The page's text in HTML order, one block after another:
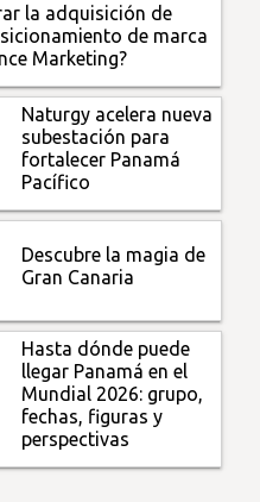
la adquisición de
de marca
Marketing?
Naturgy acelera nueva
subestación para
fortalecer Panamá
Pacífico
Descubre la magia de
Gran Canaria
Hasta dónde puede
llegar Panamá en el
Mundial 2026: grupo,
fechas, figuras y
perspectivas